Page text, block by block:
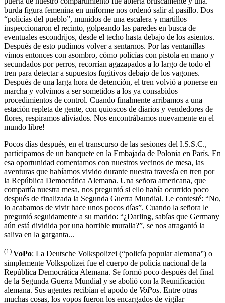
burda figura femenina en uniforme nos ordenó salir al pasillo. Dos
policías del pueblo , munidos de una escalera y martillos
inspeccionaron el recinto, golpeando las paredes en busca de
eventuales escondrijos, desde el techo hasta debajo de los asientos.
Después de esto pudimos volver a sentarnos. Por las ventanillas
vimos entonces con asombro, cómo policías con pistola en mano y
secundados por perros, recorrían agazapados a lo largo de todo el
tren para detectar a supuestos fugitivos debajo de los vagones.
Después de una larga hora de detención, el tren volvió a ponerse en
marcha y volvimos a ser sometidos a los ya consabidos
procedimientos de control. Cuando finalmente arribamos a una
estación repleta de gente, con quioscos de diarios y vendedores de
flores, respiramos aliviados. Nos encontrábamos nuevamente en el
mundo libre!
Pocos días después, en el transcurso de las sesiones del I.S.S.C.,
participamos de un banquete en la Embajada de Polonia en París. En
esa oportunidad comentamos con nuestros vecinos de mesa, las
aventuras que habíamos vivido durante nuestra travesía en tren por
la República Democrática Alemana. Una señora americana, que
compartía nuestra mesa, nos preguntó si ello había ocurrido poco
después de finalizada la Segunda Guerra Mundial. Le contesté:
No,
lo acabamos de vivir hace unos pocos días . Cuando la señora le
preguntó seguidamente a su marido:
¿Darling, sabías que Germany
aún está dividida por una horrible muralla? , se nos atragantó la
saliva en la garganta...
(1) VoPo: La Deutsche Volkspolizei ( policía popular alemana ) o
simplemente Volkspolizei fue el cuerpo de policía nacional de la
República Democrática Alemana. Se formó poco después del final
de la Segunda Guerra Mundial y se abolió con la Reunificación
alemana. Sus agentes recibían el apodo de VoPos. Entre otras
muchas cosas, los vopos fueron los encargados de vigilar